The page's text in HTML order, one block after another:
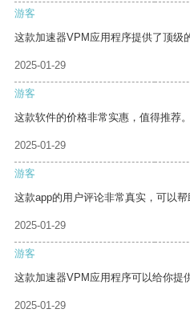
游客
这款加速器VPM应用程序提供了顶级
2025-01-29
游客
这款软件的价格非常实惠，值得推荐。
2025-01-29
游客
这款app的用户评论非常真实，可以帮
2025-01-29
游客
这款加速器VPM应用程序可以给你提
2025-01-29